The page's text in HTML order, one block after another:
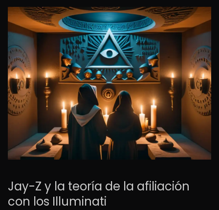
Jay-Z y la teoría de la afiliación
con los Illuminati